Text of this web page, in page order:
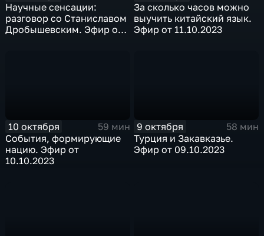
Научные сенсации:
разговор со Станиславом
Дробышевским. Эфир от
За сколько часов можно
выучить китайский язык.
Эфир от 11.10.2023
10 октября
59 мин
События, формирующие
нацию. Эфир от
10.10.2023
9 октября
58 мин
Турция и Закавказье.
Эфир от 09.10.2023